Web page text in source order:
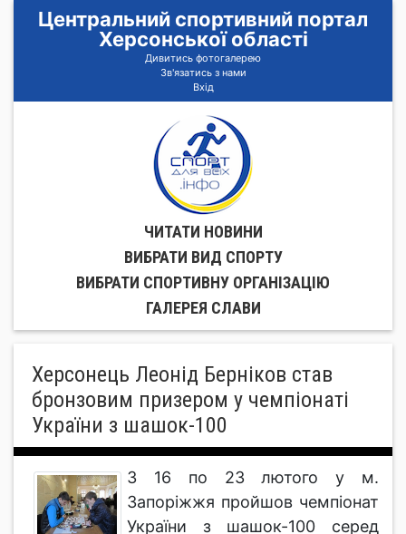
Центральний спортивний портал
Херсонської області
Дивитись фотогалерею
Зв'язатись з нами
Вхід
ЧИТАТИ НОВИНИ
ВИБРАТИ ВИД СПОРТУ
ВИБРАТИ СПОРТИВНУ ОРГАНIЗАЦIЮ
ГАЛЕРЕЯ СЛАВИ
Херсонець Леонід Берніков став
бронзовим призером у чемпіонаті
України з шашок-100
З 16 по 23 лютого у м.
Запоріжжя пройшов чемпіонат
України з шашок-100 серед